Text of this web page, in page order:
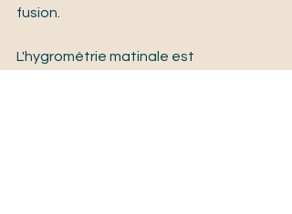
fusion.
L'hygrométrie matinale est